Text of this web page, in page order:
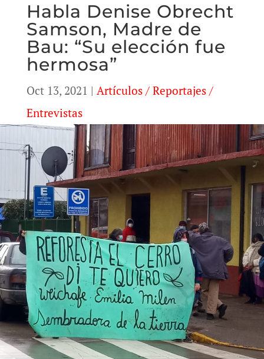
Habla Denise Obrecht
Samson, Madre de
Bau: “Su elección fue
hermosa”
Oct 13, 2021 | Artículos / Reportajes /
Entrevistas